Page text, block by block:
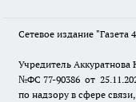
Сетевое издание "Газета
Учредитель
№ФС 77-90386 от
по надзору в сфере